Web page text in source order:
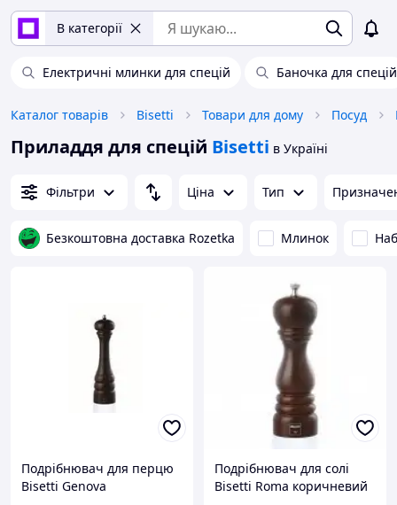
В категорії
Електричні млинки для спецій Баночка для спецій
Каталог товарів Bisetti Товари для дому Посуд
Приладдя для спецій Bisetti в Україні
Фільтри Ціна Тип
Безкоштовна доставка Rozetka Млинок
Подрібнювач для перцю
Bisetti Genova
Подрібнювач для солі
Bisetti Roma коричневий